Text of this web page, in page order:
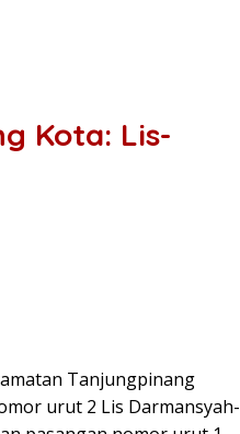
Kota: Lis-
Tanjungpinang
urut 2 Lis Darmansyah-